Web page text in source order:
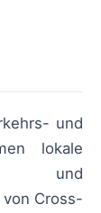
und
lokale
und
Cross-